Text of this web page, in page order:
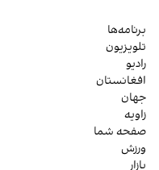
برنامه‌ها
تلویزیون
رادیو
افغانستان
جهان
زاویه
صفحه شما
ورزش
بازار